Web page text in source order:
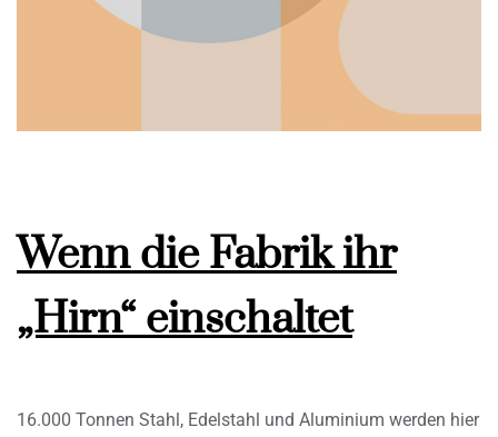
Wenn die Fabrik ihr
„Hirn“ einschaltet
16.000 Tonnen Stahl, Edelstahl und Aluminium werden hier